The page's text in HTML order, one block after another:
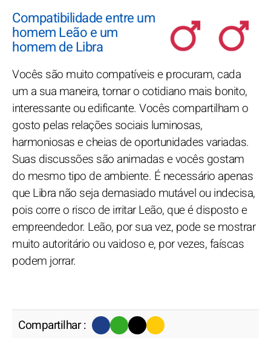
Compatibilidade entre um
homem Leão e um
homem de Libra
Vocês são muito compatíveis e procuram, cada
um a sua maneira, tornar o cotidiano mais bonito,
interessante ou edificante. Vocês compartilham o
gosto pelas relações sociais luminosas,
harmoniosas e cheias de oportunidades variadas.
Suas discussões são animadas e vocês gostam
do mesmo tipo de ambiente. É necessário apenas
que Libra não seja demasiado mutável ou indecisa,
pois corre o risco de irritar Leão, que é disposto e
empreendedor. Leão, por sua vez, pode se mostrar
muito autoritário ou vaidoso e, por vezes, faíscas
podem jorrar.
Compartilhar :